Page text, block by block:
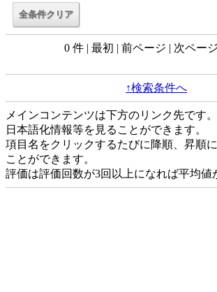
0 件 | 最初 | 前ページ | 次ペー
↑検索条件へ
メインコンテンツは下方のリンク先です
日本語化情報等を見ることができます。
項目名をクリックするたびに降順、昇順
ことができます。
評価は評価回数が3回以上になれば平均値